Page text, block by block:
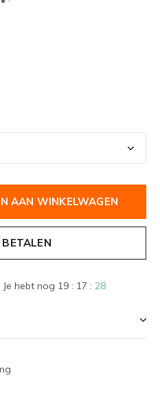
AAN WINKELWAGEN
BETALEN
Je hebt nog 19 : 17 : 28